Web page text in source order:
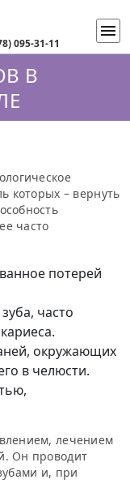
095-31-11
В
которых – вернуть
часто
потерей
часто
окружающих
в челюсти.
лечением
Он проводит
и, при